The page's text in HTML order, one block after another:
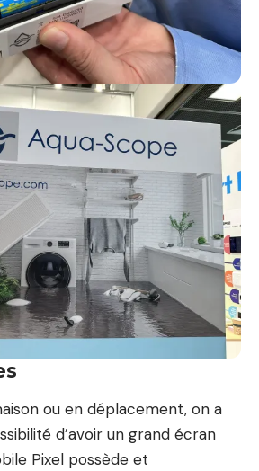
ou en déplacement, on a
d’avoir un grand écran
Pixel possède et